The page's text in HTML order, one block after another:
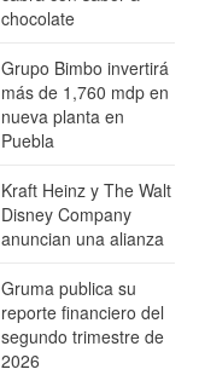
chocolate
Grupo Bimbo invertirá
más de 1,760 mdp en
nueva planta en
Puebla
Kraft Heinz y The Walt
Disney Company
anuncian una alianza
Gruma publica su
reporte financiero del
segundo trimestre de
2026